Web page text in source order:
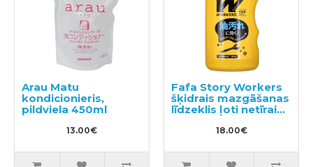
Arau Matu
kondicionieris,
pildviela 450ml
13.00€
Fafa Story Workers
šķidrais mazgāšanas
līdzeklis ļoti netīrai
veļai un darba
apģērbam 800ml
18.00€